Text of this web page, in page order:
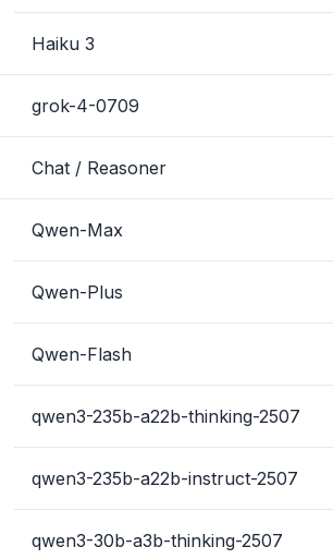
Haiku 3
grok-4-0709
Chat / Reasoner
Qwen-Max
Qwen-Plus
Qwen-Flash
qwen3-235b-a22b-thinking-2507
qwen3-235b-a22b-instruct-2507
qwen3-30b-a3b-thinking-2507